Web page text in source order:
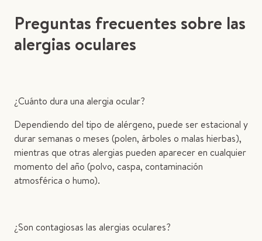
Preguntas frecuentes sobre las
alergias oculares
¿Cuánto dura una alergia ocular?
Dependiendo del tipo de alérgeno, puede ser estacional y
durar semanas o meses (polen, árboles o malas hierbas),
mientras que otras alergias pueden aparecer en cualquier
momento del año (polvo, caspa, contaminación
atmosférica o humo).
¿Son contagiosas las alergias oculares?